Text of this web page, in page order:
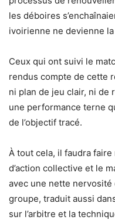
les déboires
ivoirienne ne devienne
Ceux qui ont suivi le
rendus compte de cette
ni plan de jeu clair, ni de
une performance terne
de l’objectif tracé.
À tout cela, il faudra faire
d’action collective et le
avec une nette nervosité
groupe, traduit aussi
sur l’arbitre et la